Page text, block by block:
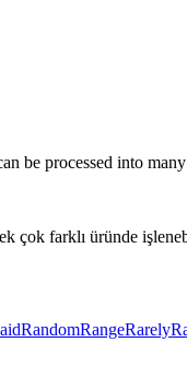
be processed into
çok farklı üründe
RandomRangeRarely